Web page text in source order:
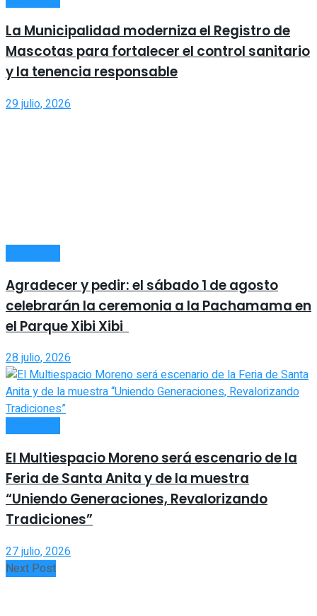
La Municipalidad moderniza el Registro de
Mascotas para fortalecer el control sanitario
y la tenencia responsable
29 julio, 2026
Agradecer y pedir: el sábado 1 de agosto
celebrarán la ceremonia a la Pachamama en
el Parque Xibi Xibi
28 julio, 2026
El Multiespacio Moreno será escenario de la
Feria de Santa Anita y de la muestra
“Uniendo Generaciones, Revalorizando
Tradiciones”
27 julio, 2026
Next Post